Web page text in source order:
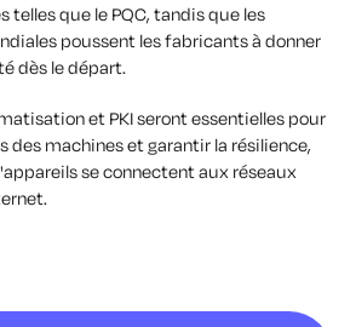
telles que le PQC, tandis que les
poussent les fabricants à donner
dès le départ.
et PKI seront essentielles pour
des machines et garantir la résilience,
se connectent aux réseaux